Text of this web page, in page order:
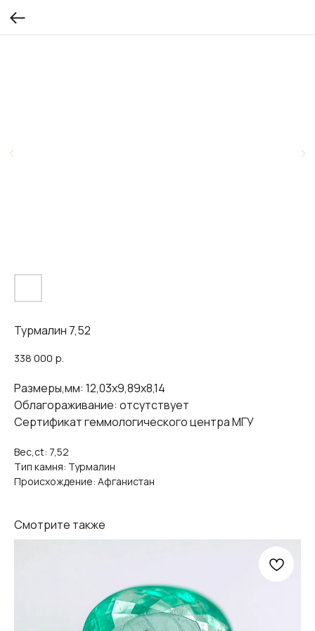
Турмалин 7,52
338 000 р.
Размеры,мм: 12,03х9,89х8,14
Облагораживание: отсутствует
Сертификат геммологического центра МГУ
Вес,ct: 7,52
Тип камня: Турмалин
Происхождение: Афганистан
Смотрите также